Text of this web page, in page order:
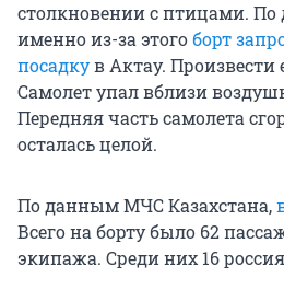
столкновении с птицами.
именно из-за этогоборт
посадкув Актау. Произвести
Самолет упал вблизи
Передняя часть самолета
осталась целой.
По данным МЧС Казахстана,
Всего на борту было 62
экипажа. Среди них 16